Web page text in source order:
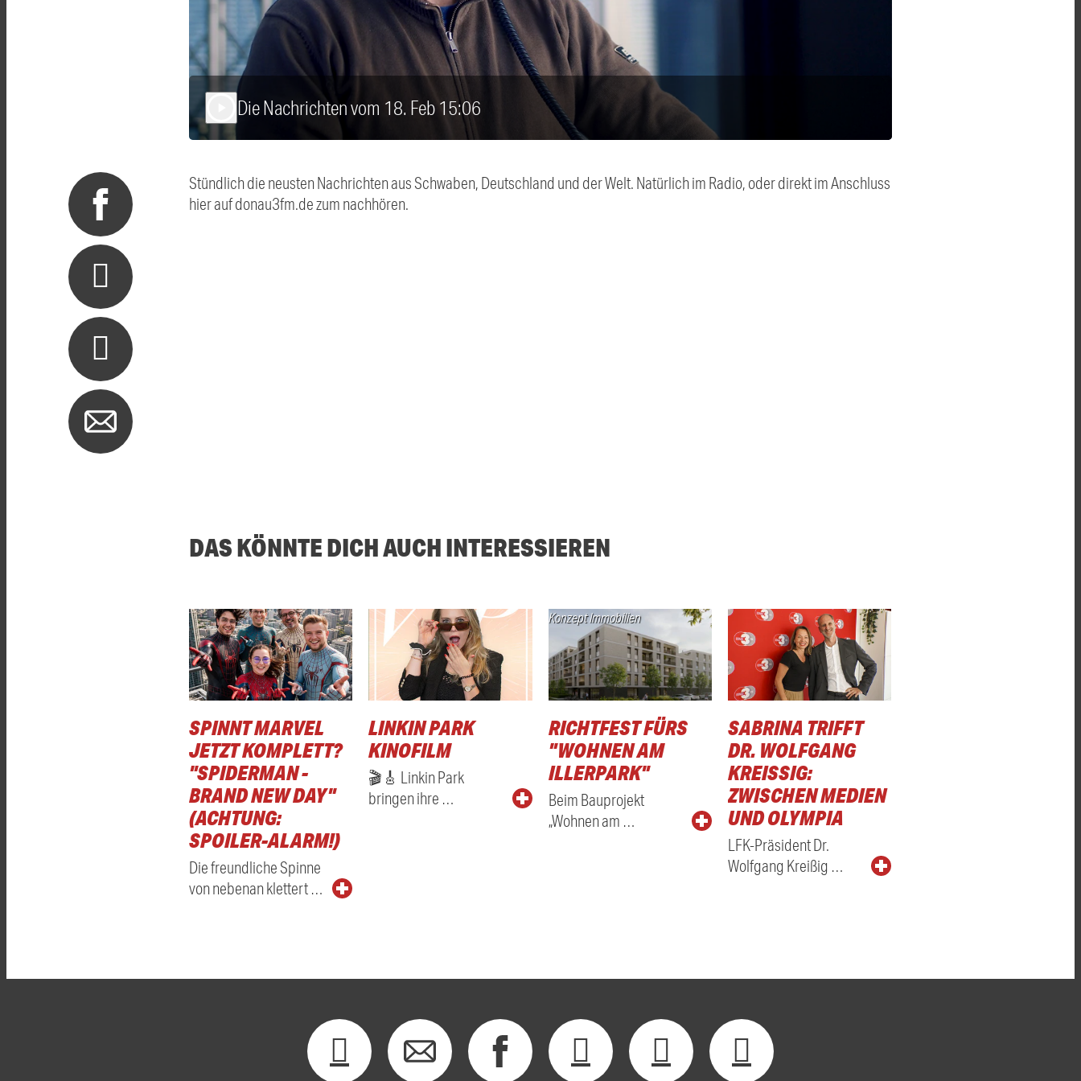
Die Nachrichten vom 18. Feb 15:06
Stündlich die neusten Nachrichten aus Schwaben, Deutschland und der Welt. Natürlich im Radio, oder direkt im Anschluss
hier auf donau3fm.de zum nachhören.
DAS KÖNNTE DICH AUCH INTERESSIEREN
SPINNT MARVEL
JETZT KOMPLETT?
"SPIDERMAN -
BRAND NEW DAY"
(ACHTUNG:
SPOILER-ALARM!)
Die freundliche Spinne
von nebenan klettert …
LINKIN PARK
KINOFILM
🎬🎸 Linkin Park
bringen ihre …
Konzept Immobilien
RICHTFEST FÜRS
"WOHNEN AM
ILLERPARK"
Beim Bauprojekt
„Wohnen am …
SABRINA TRIFFT
DR. WOLFGANG
KREISSIG: Z
WISCHEN MEDIEN U
ND OLYMPIA
LFK-Präsident Dr.
Wolfgang Kreißig …